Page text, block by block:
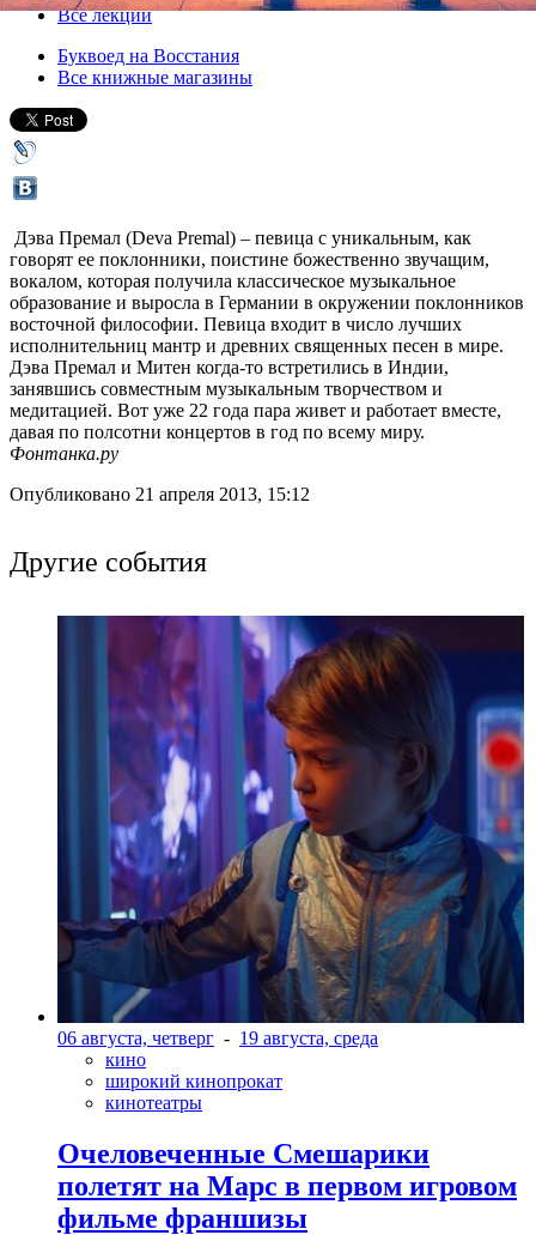
Все лекции
Буквоед на Восстания
Все книжные магазины
Дэва Премал (Deva Premal) – певица с уникальным, как
говорят ее поклонники, поистине божественно звучащим,
вокалом, которая получила классическое музыкальное
образование и выросла в Германии в окружении поклонников
восточной философии. Певица входит в число лучших
исполнительниц мантр и древних священных песен в мире.
Дэва Премал и Митен когда-то встретились в Индии,
занявшись совместным музыкальным творчеством и
медитацией. Вот уже 22 года пара живет и работает вместе,
давая по полсотни концертов в год по всему миру.
Фонтанка.ру
Опубликовано 21 апреля 2013, 15:12
Другие события
06 августа, четверг - 19 августа, среда
кино
широкий кинопрокат
кинотеатры
Очеловеченные Смешарики
полетят на Марс в первом игровом
фильме франшизы